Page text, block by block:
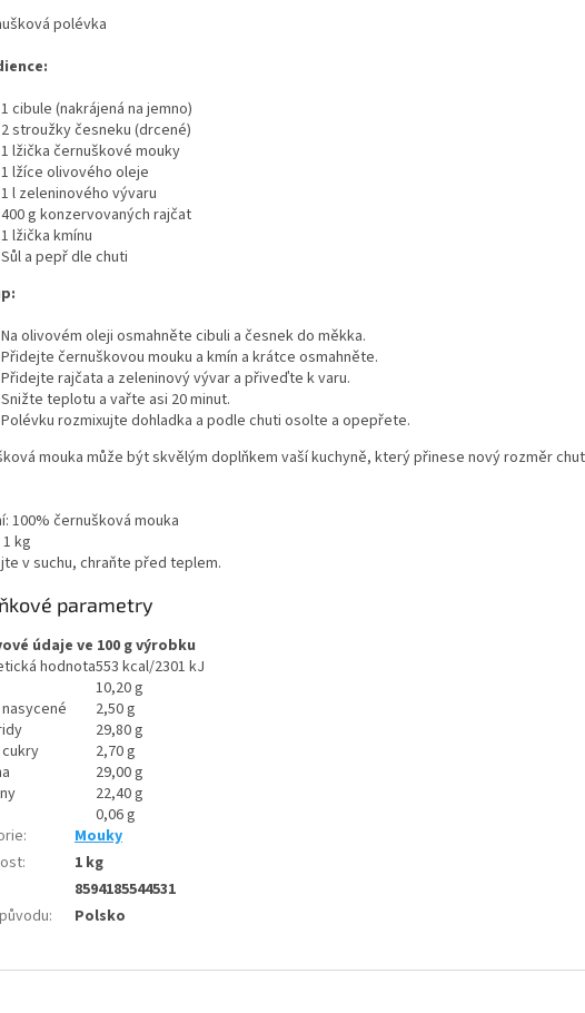
polévka
1 cibule (nakrájená na jemno)
2 stroužky česneku (drcené)
1 lžička černuškové mouky
1 lžíce olivového oleje
1 l zeleninového vývaru
400 g konzervovaných rajčat
1 lžička kmínu
Sůl a pepř dle chuti
Na olivovém oleji osmahněte cibuli a česnek do měkka.
Přidejte černuškovou mouku a kmín a krátce osmahněte.
Přidejte rajčata a zeleninový vývar a přiveďte k varu.
Snižte teplotu a vařte asi 20 minut.
Polévku rozmixujte dohladka a podle chuti osolte a opepřete.
mouka může být skvělým doplňkem vaší kuchyně, který přinese nový rozměr
100% černušková mouka
kg
v suchu, chraňte před teplem.
parametry
údaje ve 100 g výrobku
hodnota553 kcal/2301 kJ
10,20 g
2,50 g
29,80 g
2,70 g
29,00 g
22,40 g
0,06 g
:
Mouky
:
1 kg
8594185544531
: Polsko